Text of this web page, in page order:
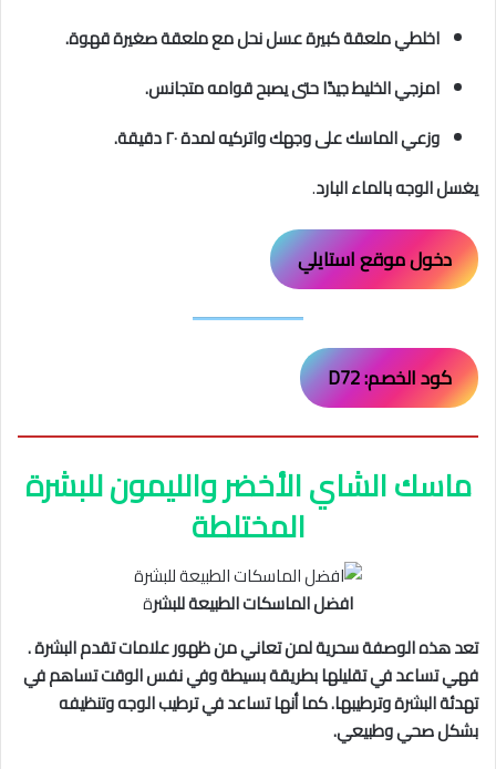
اخلطي ملعقة كبيرة عسل نحل مع ملعقة صغيرة قهوة.
امزجي الخليط جيدًا حتى يصبح قوامه متجانس.
وزعي الماسك على وجهك واتركيه لمدة ٢٠ دقيقة.
يغسل الوجه بالماء البارد.
دخول موقع استايلي
كود الخصم: D72
ماسك الشاي الأخضر والليمون للبشرة
المختلطة
افضل الماسكات الطبيعة للبشرة
تعد هذه الوصفة سحرية لمن تعاني من ظهور علامات تقدم البشرة .
فهي تساعد في تقليلها بطريقة بسيطة وفي نفس الوقت تساهم في
تهدئة البشرة وترطيبها. كما أنها تساعد في ترطيب الوجه وتنظيفه
بشكل صحي وطبيعي.